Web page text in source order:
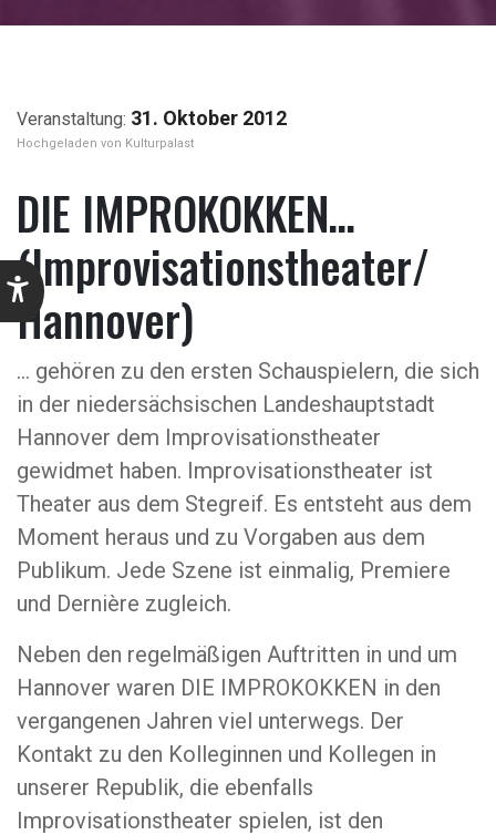
31. Oktober 2012
Kulturpalast
DIE IMPROKOKKEN…
(Improvisationstheater/
Hannover)
… gehören zu den ersten Schauspielern, die sich
in der niedersächsischen Landeshauptstadt
Hannover dem Improvisationstheater
gewidmet haben. Improvisationstheater ist
Theater aus dem Stegreif. Es entsteht aus dem
Moment heraus und zu Vorgaben aus dem
Publikum. Jede Szene ist einmalig, Premiere
und Dernière zugleich.
Neben den regelmäßigen Auftritten in und um
Hannover waren DIE IMPROKOKKEN in den
vergangenen Jahren viel unterwegs. Der
Kontakt zu den Kolleginnen und Kollegen in
unserer Republik, die ebenfalls
Improvisationstheater spielen, ist den